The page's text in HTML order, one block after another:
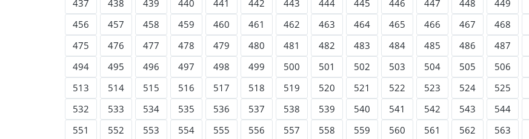
437 438 439 440 441 442 443 444 445 446 447 448 449
456
457 458 459 460 461 462 463 464 465 466 467 468
475
476 477 478 479 480 481 482 483 484 485 486 487
494
495 496 497 498 499 500 501 502 503 504 505 506
513
514 515 516 517 518 519 520 521 522 523 524 525
532
533 534 535 536 537 538 539 540 541 542 543 544
551
552 553 554 555 556 557 558 559 560 561 562 563